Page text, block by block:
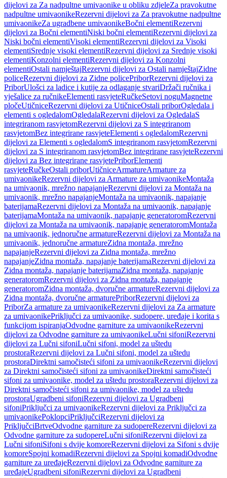
dijelovi za Za nadpultne umivaonike u obliku zdjeleZa pravokutne
nadpultne umivaonikeRezervni dijelovi za Za pravokutne nadpultne
umivaonikeZa ugradbene umivaonikeBočni elementiRezervni
dijelovi za Bočni elementiNiski bočni elementiRezervni dijelovi za
Niski bočni elementiVisoki elementiRezervni dijelovi za Visoki
elementiSrednje visoki elementiRezervni dijelovi za Srednje visoki
elementiKonzolni elementiRezervni dijelovi za Konzolni
elementiOstali namještajRezervni dijelovi za Ostali namještajZidne
policeRezervni dijelovi za Zidne policePriborRezervni dijelovi za
PriborUlošci za ladice i kutije za odlaganje stvariDržači ručnika i
vješalice za ručnikeElementi rasvjeteRučkeSetovi noguMagnetne
pločeUtičniceRezervni dijelovi za UtičniceOstali priborOgledala i
elementi s ogledalomOgledalaRezervni dijelovi za OgledalaS
integriranom rasvjetomRezervni dijelovi za S integriranom
rasvjetomBez integrirane rasvjeteElementi s ogledalomRezervni
dijelovi za Elementi s ogledalomS integriranom rasvjetomRezervni
dijelovi za S integriranom rasvjetomBez integrirane rasvjeteRezervni
dijelovi za Bez integrirane rasvjetePriborElementi
rasvjeteRučkeOstali priborUtičniceArmatureArmature za
umivaonikeRezervni dijelovi za Armature za umivaonikeMontaža
na umivaonik, mrežno napajanjeRezervni dijelovi za Montaža na
umivaonik, mrežno napajanjeMontaža na umivaonik, napajanje
baterijamaRezervni dijelovi za Montaža na umivaonik, napajanje
baterijamaMontaža na umivaonik, napajanje generatoromRezervni
dijelovi za Montaža na umivaonik, napajanje generatoromMontaža
na umivaonik, jednoručne armatureRezervni dijelovi za Montaža na
umivaonik, jednoručne armatureZidna montaža, mrežno
napajanjeRezervni dijelovi za Zidna montaža, mrežno
napajanjeZidna montaža, napajanje baterijamaRezervni dijelovi za
Zidna montaža, napajanje baterijamaZidna montaža, napajanje
generatoromRezervni dijelovi za Zidna montaža, napajanje
generatoromZidna montaža, dvoručne armatureRezervni dijelovi za
Zidna montaža, dvoručne armaturePriborRezervni dijelovi za
PriborZa armature za umivaonikeRezervni dijelovi za Za armature
za umivaonikePriključci za umivaonike, sudopere, uređaje i korita s
funkcijom ispiranjaOdvodne garniture za umivaonikeRezervni
dijelovi za Odvodne garniture za umivaonikeLučni sifoniRezervni
dijelovi za Lučni sifoniLučni sifoni, model za uštedu
prostoraRezervni dijelovi za Lučni sifoni, model za uštedu
prostoraDirektni samočisteći sifoni za umivaonikeRezervni dijelovi
za Direktni samočisteći sifoni za umivaonikeDirektni samočisteći
sifoni za umivaonike, model za uštedu prostoraRezervni dijelovi za
Direktni samočisteći sifoni za umivaonike, model za uštedu
prostoraUgradbeni sifoniRezervni dijelovi za Ugradbeni
sifoniPriključci za umivaonikeRezervni dijelovi za Priključci za
umivaonikePoklopciPriključciRezervni dijelovi za
PriključciBrtveOdvodne garniture za sudopereRezervni dijelovi za
Odvodne garniture za sudopereLučni sifoniRezervni dijelovi za
Lučni sifoniSifoni s dvije komoreRezervni dijelovi za Sifoni s dvije
komoreSpojni komadiRezervni dijelovi za Spojni komadiOdvodne
garniture za uređajeRezervni dijelovi za Odvodne garniture za
uređajeUgradbeni sifoniRezervni dijelovi za Ugradbeni